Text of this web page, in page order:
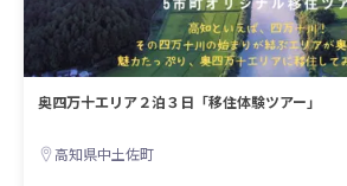
奥四万十エリア２泊３日「移住体験ツアー」
高知県中土佐町